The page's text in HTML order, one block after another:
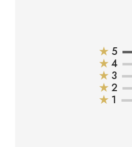
★ 5
★ 4
★ 3
★ 2
★ 1